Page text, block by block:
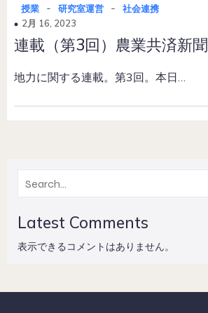
授業 - 研究室運営 -
社会連携
2月 16, 2023
連載（第3回）農業共済新聞
地力に関する連載。第3回。本日…
Latest Comments
表示できるコメントはありません。